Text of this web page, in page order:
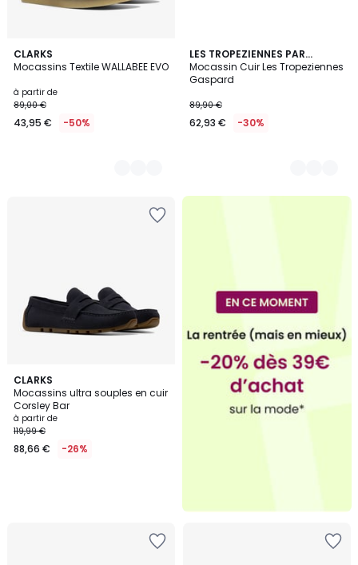
CLARKS
Mocassins Textile WALLABEE EVO
à partir de
89,00 €
43,95 € -50%
2
Couleurs
LES TROPEZIENNES PAR
M.BELARBI
Mocassin Cuir Les Tropeziennes
Gaspard
89,90 €
62,93 € -30%
6
Couleurs
CLARKS
Mocassins ultra souples en cuir
Corsley Bar
à partir de
119,99 €
88,66 € -26%